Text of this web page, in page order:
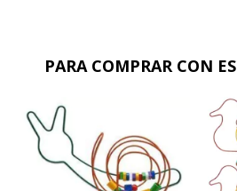
PARA COMPRAR CON